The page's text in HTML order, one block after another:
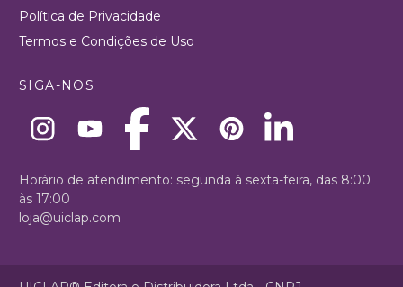
Política de Privacidade
Termos e Condições de Uso
SIGA-NOS
Horário de atendimento: segunda à sexta-feira, das 8:00
às 17:00
loja@uiclap.com